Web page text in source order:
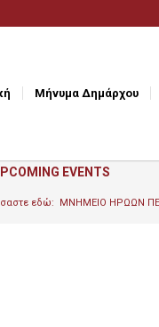
Μήνυμα Δημάρχου
EVENTS
εδώ: ΜΝΗΜΕΙΟ ΗΡΩΩΝ